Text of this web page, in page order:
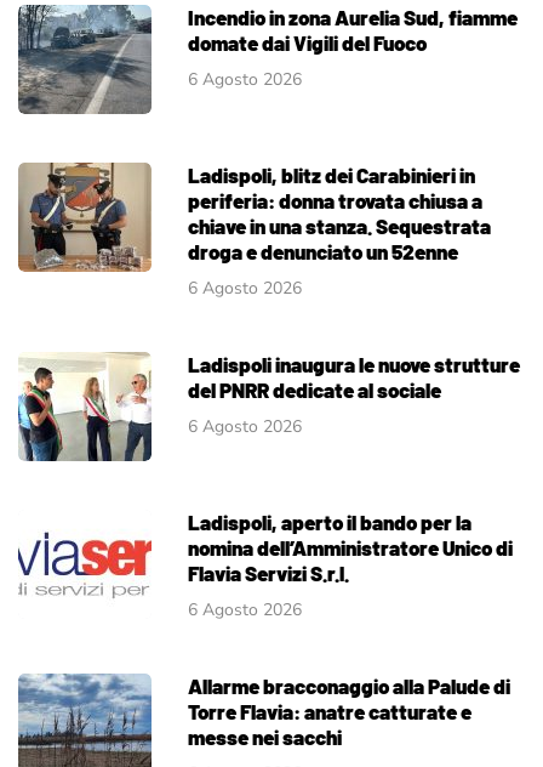
Incendio in zona Aurelia Sud, fiamme
domate dai Vigili del Fuoco
6 Agosto 2026
Ladispoli, blitz dei Carabinieri in
periferia: donna trovata chiusa a
chiave in una stanza. Sequestrata
droga e denunciato un 52enne
6 Agosto 2026
Ladispoli inaugura le nuove strutture
del PNRR dedicate al sociale
6 Agosto 2026
Ladispoli, aperto il bando per la
nomina dell’Amministratore Unico di
Flavia Servizi S.r.l.
6 Agosto 2026
Allarme bracconaggio alla Palude di
Torre Flavia: anatre catturate e
messe nei sacchi